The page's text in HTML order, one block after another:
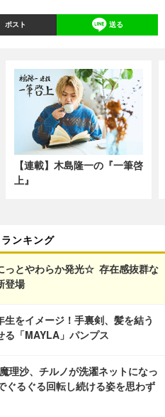
ポスト 送る
【連載】木島隆一の『一筆啓
上』
ンキング
っとやわらか発光☆ 存在感抜群な
登場
生をイメージ！手裏剣、髪を結う
「MAYLA」パンプス
理沙、チルノが洗濯ネットになっ
ぐるぐる回転し続ける姿を思わず